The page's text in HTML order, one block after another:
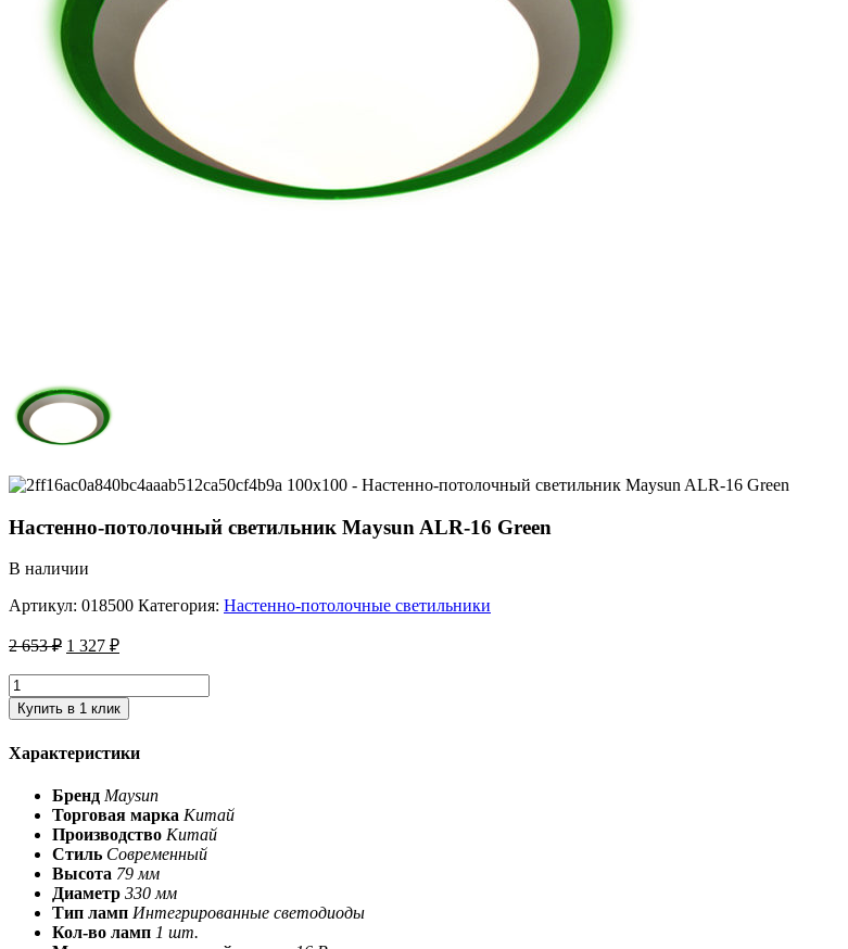
Настенно-потолочный светильник Maysun ALR-16 Green
В наличии
Артикул: 018500 Категория: Настенно-потолочные светильники
2 653₽ 1 327 ₽
Купить в 1 клик
Характеристики
Бренд Maysun
Торговая марка Китай
Производство Китай
Стиль Современный
Высота 79 мм
Диаметр 330 мм
Тип ламп Интегрированные светодиоды
Кол-во ламп 1 шт.